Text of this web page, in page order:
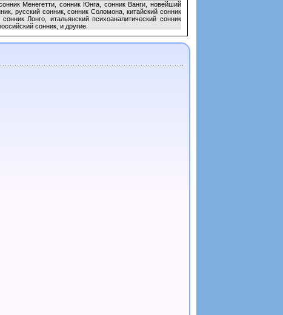
Менегетти, сонник Юнга, сонник Ванги, новейший
русский сонник, сонник Соломона, китайский сонник
Лонго, итальянский психоаналитический сонник
сонник, и другие.